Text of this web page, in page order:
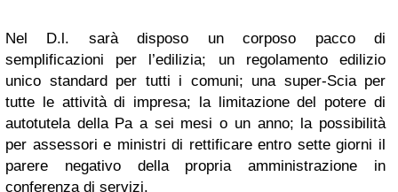
Nel D.l. sarà disposo un corposo pacco di
semplificazioni per l’edilizia; un regolamento edilizio
unico standard per tutti i comuni; una super-Scia per
tutte le attività di impresa; la limitazione del potere di
autotutela della Pa a sei mesi o un anno; la possibilità
per assessori e ministri di rettificare entro sette giorni il
parere negativo della propria amministrazione in
conferenza di servizi.